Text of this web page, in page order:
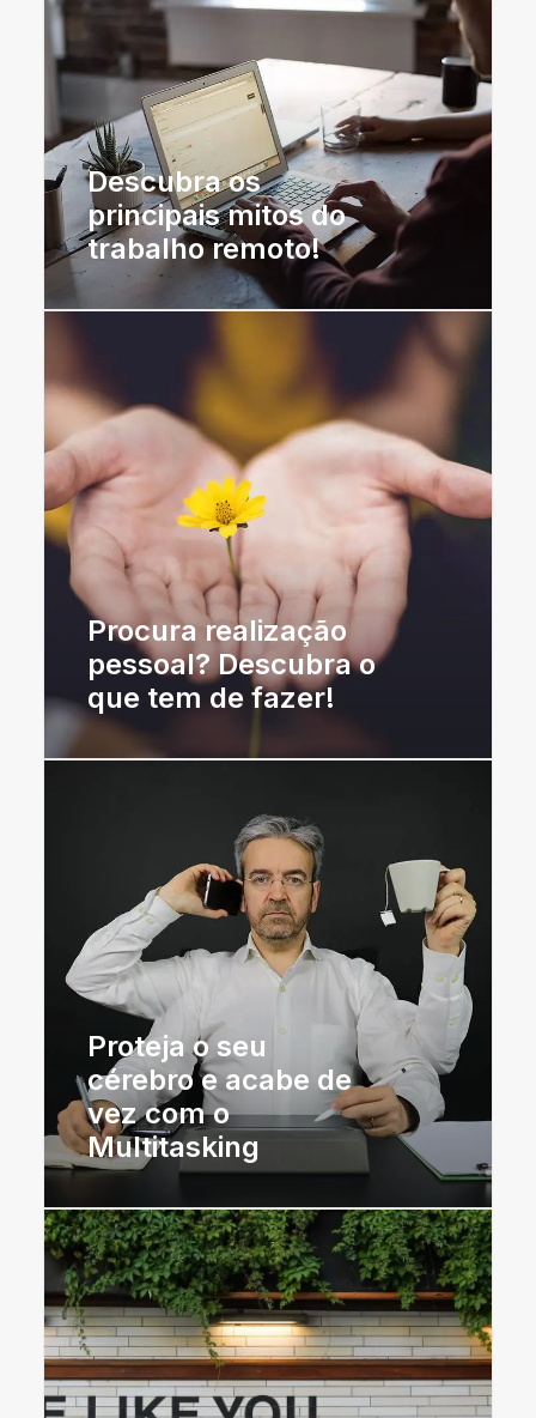
Descubra os
principais mitos do
trabalho remoto!
Procura realização
pessoal? Descubra o
que tem de fazer!
Proteja o seu
cérebro e acabe de
vez com o
Multitasking